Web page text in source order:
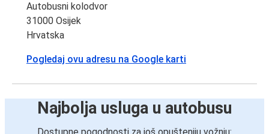
Autobusni kolodvor
31000 Osijek
Hrvatska
Pogledaj ovu adresu na Google karti
Najbolja usluga u autobusu